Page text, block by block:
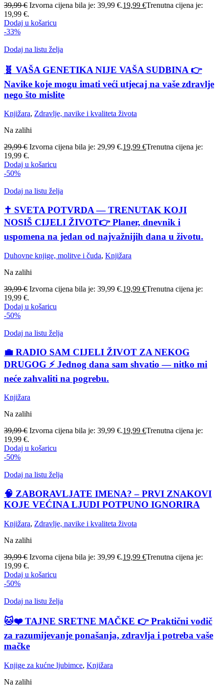
39,99€ Izvorna cijena bila je: 39,99 €.19,99 €Trenutna cijena je:
19,99 €.
Dodaj u košaricu
-33%
Dodaj na listu želja
🧬 VAŠA GENETIKA NIJE VAŠA SUDBINA 👉
Navike koje mogu imati veći utjecaj na vaše zdravlje
nego što mislite
Knjižara, Zdravlje, navike i kvaliteta života
Na zalihi
29,99€ Izvorna cijena bila je: 29,99 €.19,99 €Trenutna cijena je:
19,99 €.
Dodaj u košaricu
-50%
Dodaj na listu želja
✝️ SVETA POTVRDA — TRENUTAK KOJI
NOSIŠ CIJELI ŽIVOT👉 Planer, dnevnik i
uspomena na jedan od najvažnijih dana u životu.
Duhovne knjige, molitve i čuda, Knjižara
Na zalihi
39,99€ Izvorna cijena bila je: 39,99 €.19,99 €Trenutna cijena je:
19,99 €.
Dodaj u košaricu
-50%
Dodaj na listu želja
💼 RADIO SAM CIJELI ŽIVOT ZA NEKOG
DRUGOG ⚡ Jednog dana sam shvatio — nitko mi
neće zahvaliti na pogrebu.
Knjižara
Na zalihi
39,99€ Izvorna cijena bila je: 39,99 €.19,99 €Trenutna cijena je:
19,99 €.
Dodaj u košaricu
-50%
Dodaj na listu želja
🧠 ZABORAVLJATE IMENA? – PRVI ZNAKOVI
KOJE VEĆINA LJUDI POTPUNO IGNORIRA
Knjižara, Zdravlje, navike i kvaliteta života
Na zalihi
39,99€ Izvorna cijena bila je: 39,99 €.19,99 €Trenutna cijena je:
19,99 €.
Dodaj u košaricu
-50%
Dodaj na listu želja
🐱❤️ TAJNE SRETNE MAČKE 👉 Praktični vodič
za razumijevanje ponašanja, zdravlja i potreba vaše
mačke
Knjige za kućne ljubimce, Knjižara
Na zalihi